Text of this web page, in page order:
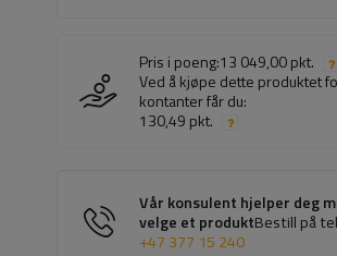
Pris i poeng:13 049,00 pkt.
Ved å kjøpe dette produktet
kontanter får du:
130,49 pkt.
Vår konsulent hjelper deg
velge et produktBestill på
+47 377 15 240